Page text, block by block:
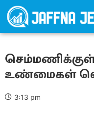
உண்மைகள்
3:13 pm